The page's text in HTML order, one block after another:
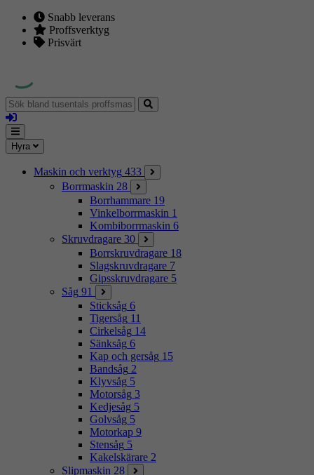
Snabb leverans
Proffsverktyg
Prisvärt
Sök
bland
tusentals
proffsmaskiner
Logga
in
Mina
sidor
Meny
Hyra
Maskin och verktyg 433
Borrmaskin 28
Borrhammare 19
Vinkelborrmaskin 1
Kombiborrmaskin 6
Skruvdragare 30
Borrskruvdragare 18
Slagskruvdragare 7
Gipsskruvdragare 5
Såg 91
Sticksåg 6
Tigersåg 11
Cirkelsåg 14
Sänksåg 6
Kap och gersåg 15
Bandsåg 2
Klyvsåg 5
Motorsåg 3
Kedjesåg 5
Golvsåg 5
Motorkap 9
Stensåg 5
Kakelskärare 2
Slipmaskin 28